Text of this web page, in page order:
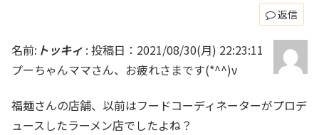
返信
名前: トッキィ : 投稿日：2021/08/30(月) 22:23:11
プーちゃんママさん、お疲れさまです(*^^)v
福麺さんの店舗、以前はフードコーディネーターがプロデ
ュースしたラーメン店でしたよね？